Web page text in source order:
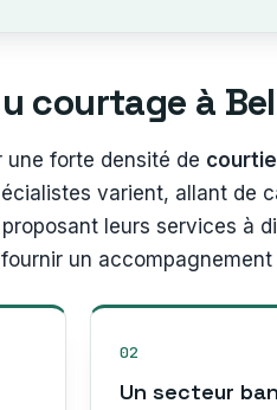
courtage à
une forte densité de
varient, allant
leurs services à
un
02
Un secteur